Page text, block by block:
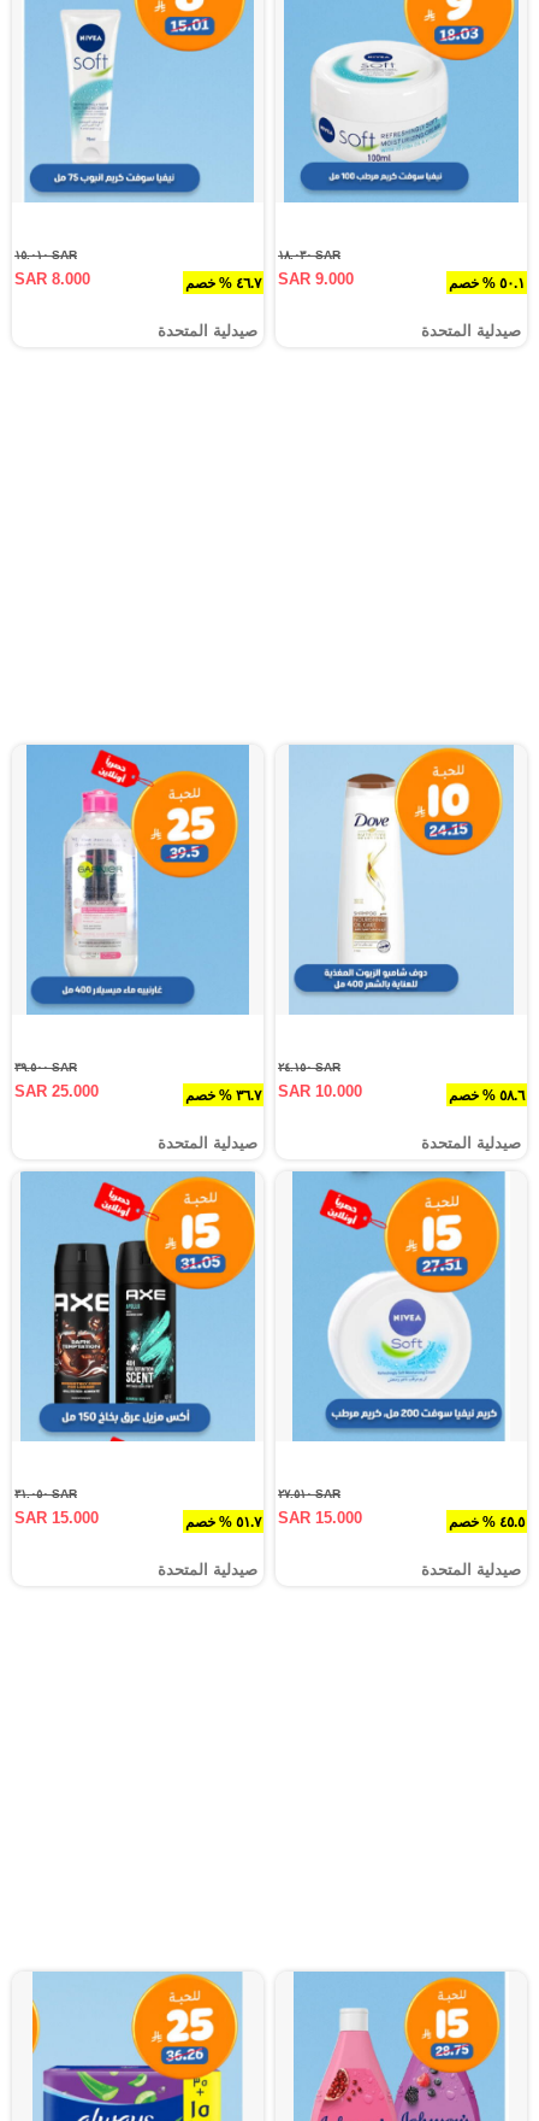
٥٠.١ % خصم
SAR ١٨.٠٣٠
SAR 9.000
صيدلية المتحدة
٤٦.٧ % خصم
SAR ١٥.٠١٠
SAR 8.000
صيدلية المتحدة
٥٨.٦ % خصم
SAR ٢٤.١٥٠
SAR 10.000
صيدلية المتحدة
٣٦.٧ % خصم
SAR ٣٩.٥٠٠
SAR 25.000
صيدلية المتحدة
٤٥.٥ % خصم
SAR ٢٧.٥١٠
SAR 15.000
صيدلية المتحدة
٥١.٧ % خصم
SAR ٣١.٠٥٠
SAR 15.000
صيدلية المتحدة